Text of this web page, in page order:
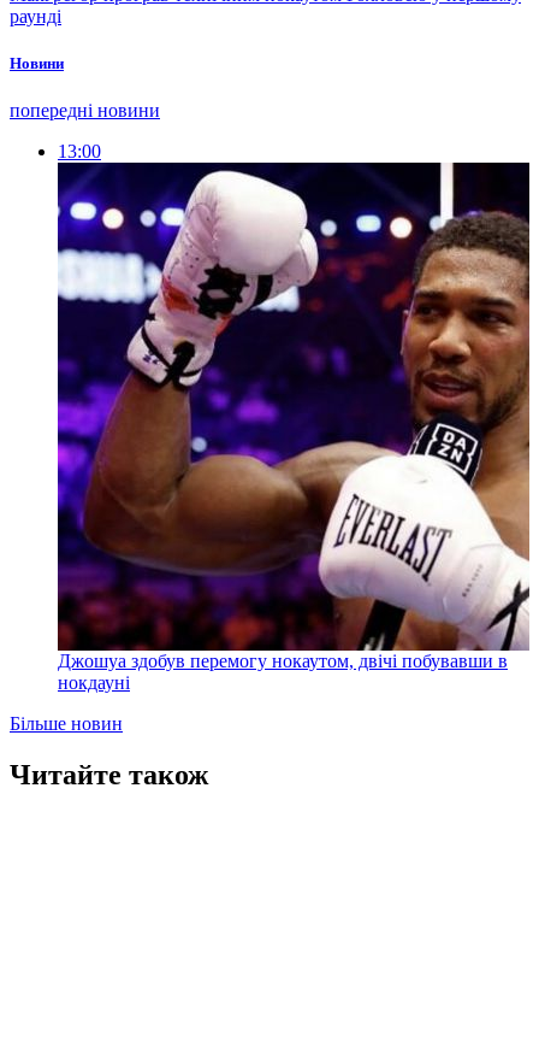
раунді
Новини
попередні новини
13:00
Джошуа здобув перемогу нокаутом, двічі побувавши в
нокдауні
Більше новин
Читайте також